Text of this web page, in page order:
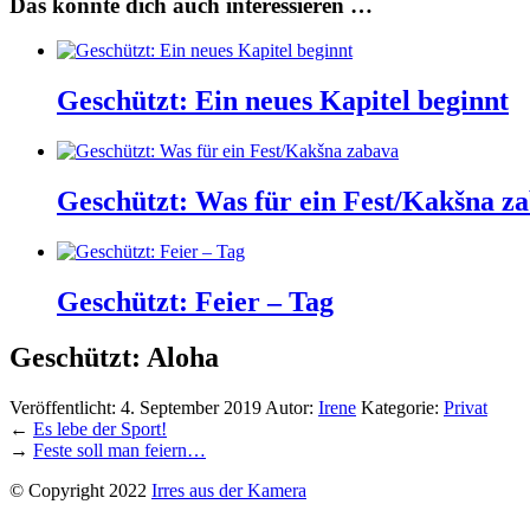
Geschützt: Ein neues Kapitel beginnt
Geschützt: Was für ein Fest/Kakšna
Geschützt: Feier – Tag
Geschützt: Aloha
Veröffentlicht: 4. September 2019 Autor: Irene Kategorie: Privat
← Es lebe der Sport!
→ Feste soll man feiern…
© Copyright 2022 Irres aus der Kamera